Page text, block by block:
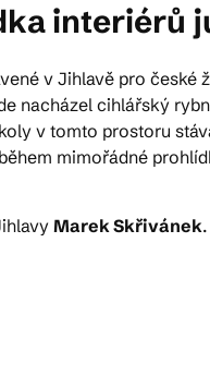
v Jihlavě pro české
nacházel cihlářský
v tomto prostoru
mimořádné
Marek Skřivánek.